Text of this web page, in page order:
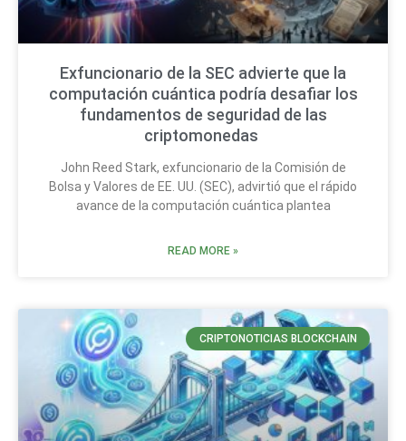
Exfuncionario de la SEC advierte que la
computación cuántica podría desafiar los
fundamentos de seguridad de las
criptomonedas
John Reed Stark, exfuncionario de la Comisión de
Bolsa y Valores de EE. UU. (SEC), advirtió que el rápido
avance de la computación cuántica plantea
READ MORE »
CRIPTONOTICIAS BLOCKCHAIN